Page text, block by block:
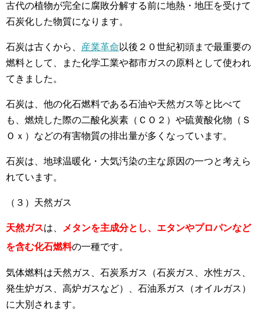
古代の植物が完全に腐敗分解する前に地熱・地圧を受けて
石炭化した物質になります。
石炭は古くから、 産業革命以後２０世紀初頭まで最重要の
燃料として、また化学工業や都市ガスの原料として使われ
てきました。
石炭は、他の化石燃料である石油や天然ガス等と比べて
も、燃焼した際の二酸化炭素（ＣＯ２）や硫黄酸化物（Ｓ
Ｏｘ）などの有害物質の排出量が多くなっています。
石炭は、地球温暖化・大気汚染の主な原因の一つと考えら
れています。
（３）天然ガス
天然ガスは、 メタンを主成分とし、エタンやプロパンなど
を含む化石燃料の一種です。
気体燃料は天然ガス、石炭系ガス（石炭ガス、水性ガス、
発生炉ガス、高炉ガスなど）、石油系ガス（オイルガス）
に大別されます。